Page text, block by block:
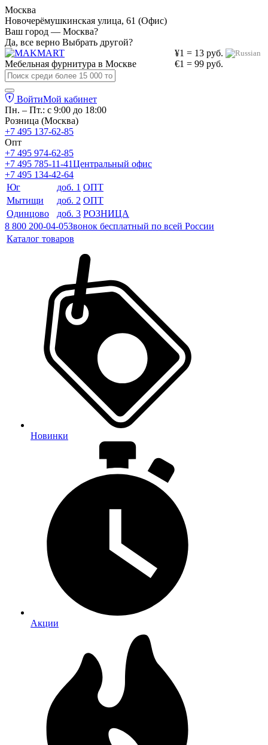
Москва
Новочерёмушкинская улица, 61 (Офис)
Ваш город — Москва?
Да, все верно Выбрать другой?
¥1 = 13 руб.
€1 = 99 руб.
Мебельная фурнитура в Москве
ВойтиМой кабинет
Пн. – Пт.: с 9:00 до 18:00
Розница (Москва)
+7 495 137-62-85
Опт
+7 495 974-62-85
+7 495 785-11-41Центральный офис
+7 495 134-42-64
Юг
доб. 1 ОПТ
Мытищи
доб. 2 ОПТ
Одинцово
доб. 3 РОЗНИЦА
8 800 200-04-05Звонок бесплатный по всей России
Каталог товаров
Новинки
Акции